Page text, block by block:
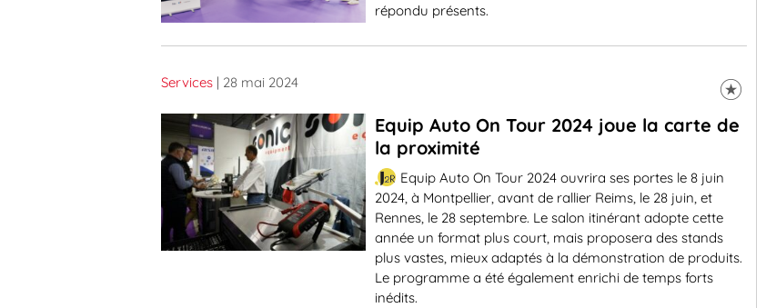
répondu présents.
Services | 28 mai 2024
Equip Auto On Tour 2024 joue la carte de
la proximité
Equip Auto On Tour 2024 ouvrira ses portes le 8 juin
2024, à Montpellier, avant de rallier Reims, le 28 juin, et
Rennes, le 28 septembre. Le salon itinérant adopte cette
année un format plus court, mais proposera des stands
plus vastes, mieux adaptés à la démonstration de produits.
Le programme a été également enrichi de temps forts
inédits.